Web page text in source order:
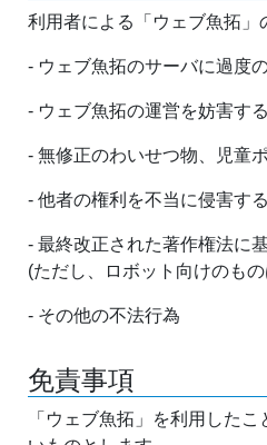
利用者による「ウェブ魚拓」
- ウェブ魚拓のサーバに過度
- ウェブ魚拓の運営を妨害す
- 無修正のわいせつ物、児童
- 他者の権利を不当に侵害す
- 最終改正された著作権法に
(ただし、ロボット向けのも
- その他の不法行為
免責事項
「ウェブ魚拓」を利用した